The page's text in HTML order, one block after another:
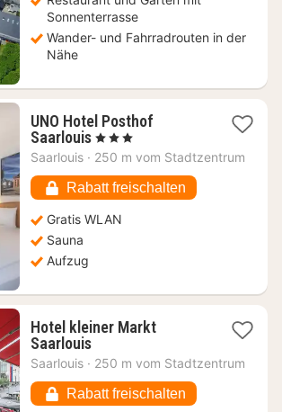
Sonnenterrasse
Wander- und Fahrradrouten in der
Nähe
UNO Hotel Posthof
Saarlouis1
Nacht
78,50
€
, 3 Sterne
Saarlouis · 250 m vom Stadtzentrum
Rabatt freischalten
Gratis WLAN
Sauna
Aufzug
Hotel kleiner Markt
Saarlouis1
Nacht
75,45
€
Saarlouis · 250 m vom Stadtzentrum
Rabatt freischalten